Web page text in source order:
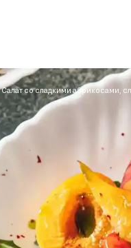
Салат со сладкими абрикосами,